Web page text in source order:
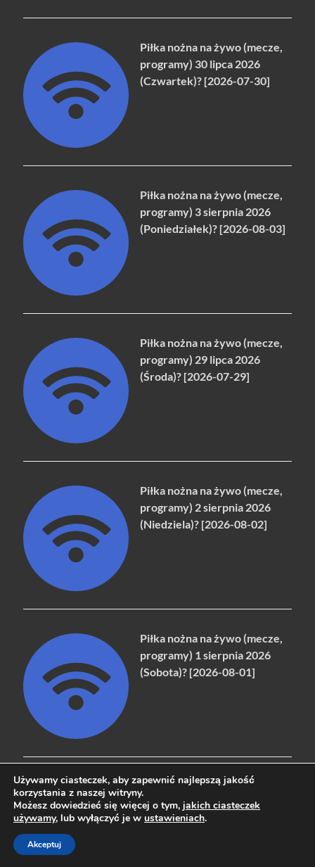
Piłka nożna na żywo (mecze,
programy) 30 lipca 2026
(Czwartek)? [2026-07-30]
Piłka nożna na żywo (mecze,
programy) 3 sierpnia 2026
(Poniedziałek)? [2026-08-03]
Piłka nożna na żywo (mecze,
programy) 29 lipca 2026
(Środa)? [2026-07-29]
Piłka nożna na żywo (mecze,
programy) 2 sierpnia 2026
(Niedziela)? [2026-08-02]
Piłka nożna na żywo (mecze,
programy) 1 sierpnia 2026
(Sobota)? [2026-08-01]
Copyright © 2026naziemna.info - Telewizja cyfrowa, Radio,
Powered byWordPress
Używamy ciasteczek, aby zapewnić najlepszą jakość
korzystania z naszej witryny.
Możesz dowiedzieć się więcej o tym, jakich ciasteczek
używamy, lub wyłączyć je w ustawieniach.
Akceptuj